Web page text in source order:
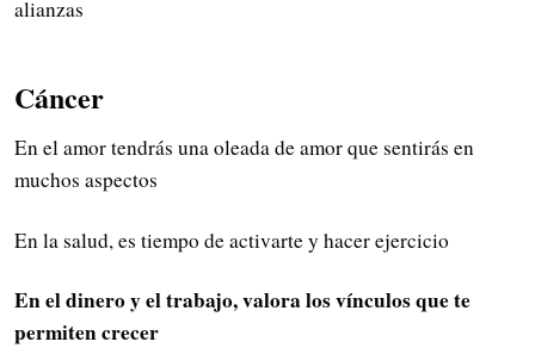
alianzas
Cáncer
En el amor tendrás una oleada de amor que sentirás en
muchos aspectos
En la salud, es tiempo de activarte y hacer ejercicio
En el dinero y el trabajo, valora los vínculos que te
permiten crecer